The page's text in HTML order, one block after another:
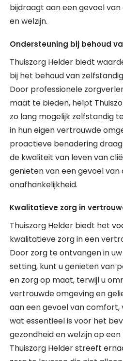
bijdraagt aan een gevoel
en welzijn.
Ondersteuning bij behoud
Thuiszorg Helder biedt
bij het behoud van
Door professionele
maat te bieden, helpt
zo lang mogelijk zelfstandig
in hun eigen vertrouwde
proactieve benadering
de kwaliteit van leven van
genieten van een gevoel van
onafhankelijkheid.
Kwalitatieve zorg in
Thuiszorg Helder biedt het
kwalitatieve zorg in een
Door zorg te ontvangen in
setting, kunt u genieten van
en zorg op maat, terwijl u
vertrouwde omgeving en
aan een gevoel van comfort,
wat essentieel is voor het
gezondheid en welzijn op
Thuiszorg Helder streeft